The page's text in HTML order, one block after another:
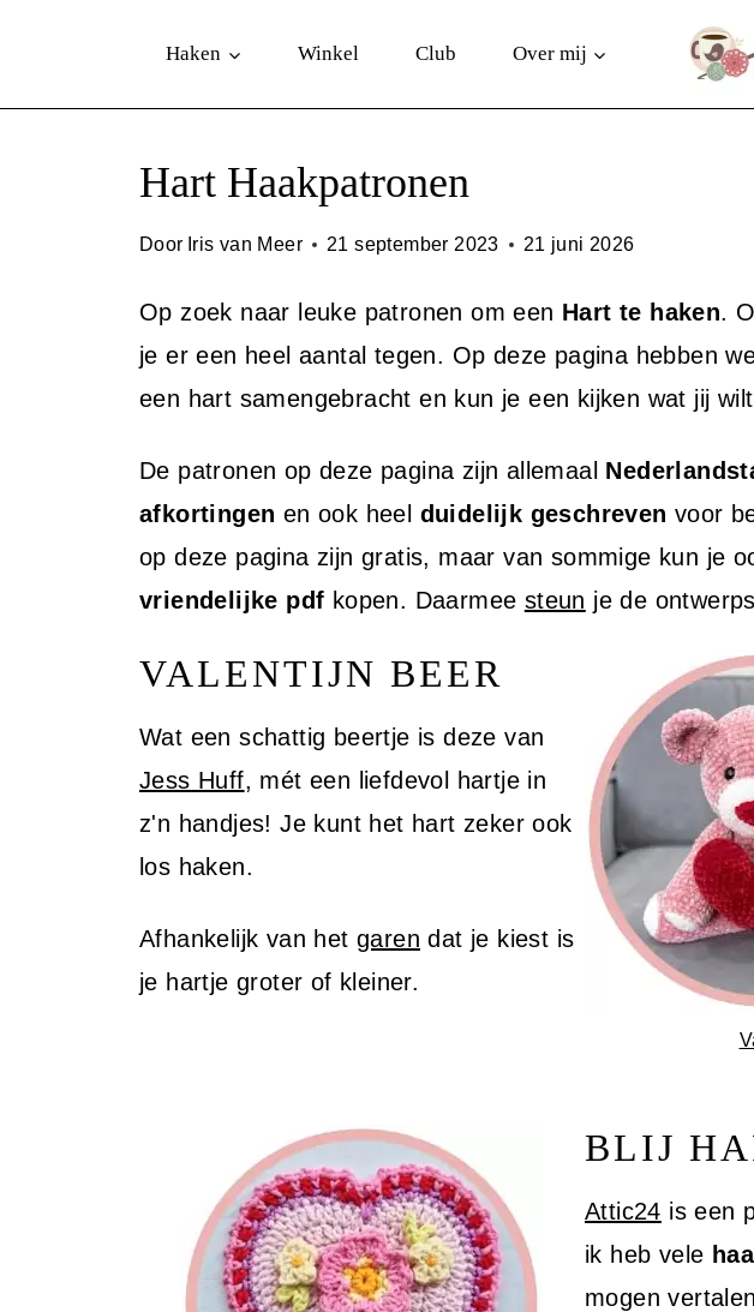
o
Haken Winkel Club Over mij
Hart Haakpatronen
Door Iris van Meer 21 september 2023 21 juni 2026
Op zoek naar leuke patronen om een Hart te haken.
je er een heel aantal tegen. Op deze pagina hebben
een hart samengebracht en kun je een kijken wat jij
De patronen op deze pagina zijn allemaal
afkortingen en ook heel duidelijk geschreven voor
op deze pagina zijn gratis, maar van sommige kun je
vriendelijke pdf kopen. Daarmee steun je de
VALENTIJN BEER
Wat een schattig beertje is deze van
Jess Huff, mét een liefdevol hartje in
z'n handjes! Je kunt het hart zeker ook
los haken.
Afhankelijk van het garen dat je kiest is
je hartje groter of kleiner.
BLIJ
Attic24 is een
ik heb vele
mogen